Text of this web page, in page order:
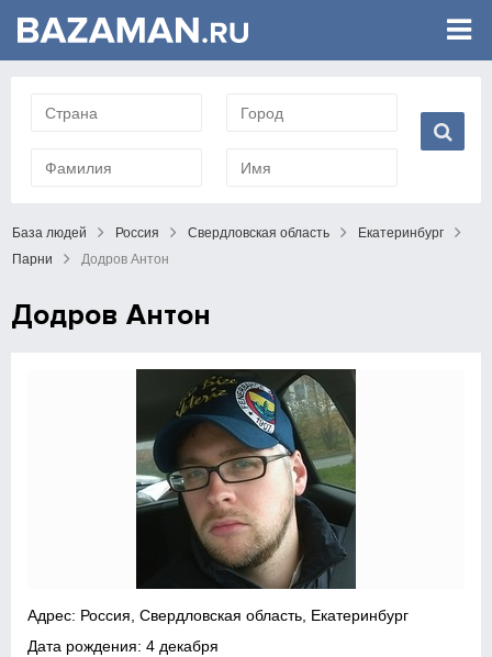
База людей Россия Свердловская область
Екатеринбург
Парни
Додров Антон
Додров Антон
Адрес: Россия, Свердловская область, Екатеринбург
Дата рождения: 4 декабря